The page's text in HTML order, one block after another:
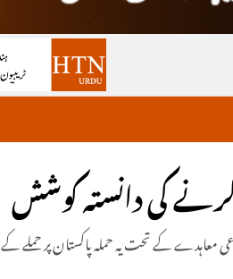
کرنے کی دانستہ کوشش
معاہدے کے تحت یہ حملہ پاکستان پر حملے کے